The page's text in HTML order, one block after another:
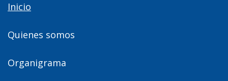
Inicio
Quienes somos
Organigrama